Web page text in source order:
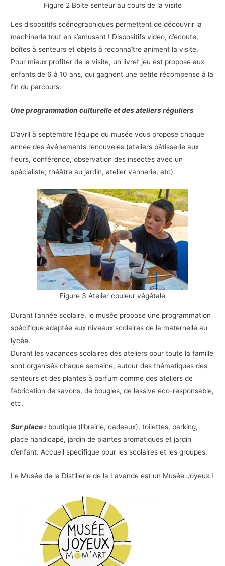
Figure 2 Boite senteur au cours de la visite
Les dispositifs scénographiques permettent de découvrir la
machinerie tout en s’amusant ! Dispositifs video, d’écoute,
boîtes à senteurs et objets à reconnaître animent la visite.
Pour mieux profiter de la visite, un livret jeu est proposé aux
enfants de 6 à 10 ans, qui gagnent une petite récompense à la
fin du parcours.
Une programmation culturelle et des ateliers réguliers
D’avril à septembre l’équipe du musée vous propose chaque
année des événements renouvelés (ateliers pâtisserie aux
fleurs, conférence, observation des insectes avec un
spécialiste, théâtre au jardin, atelier vannerie, etc).
Figure 3 Atelier couleur végétale
Durant l’année scolaire, le musée propose une programmation
spécifique adaptée aux niveaux scolaires de la maternelle au
lycée.
Durant les vacances scolaires des ateliers pour toute la famille
sont organisés chaque semaine, autour des thématiques des
senteurs et des plantes à parfum comme des ateliers de
fabrication de savons, de bougies, de lessive éco-responsable,
etc.
Sur place : boutique (librairie, cadeaux), toilettes, parking,
place handicapé, jardin de plantes aromatiques et jardin
d’enfant. Accueil spécifique pour les scolaires et les groupes.
Le Musée de la Distillerie de la Lavande est un Musée Joyeux !